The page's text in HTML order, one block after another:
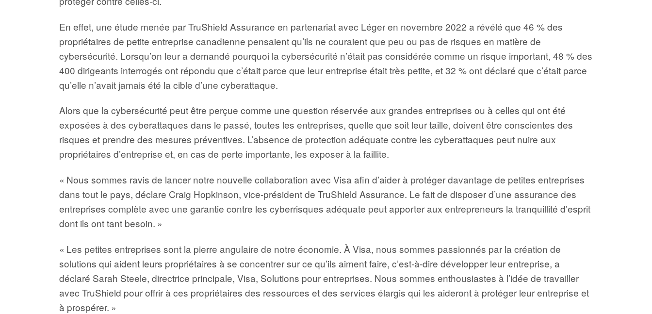
En effet, une étude menée par TruShield Assurance en partenariat avec Léger en novembre 2022 a révélé que 46 % des
propriétaires de petite entreprise canadienne pensaient qu’ils ne couraient que peu ou pas de risques en matière de
cybersécurité. Lorsqu’on leur a demandé pourquoi la cybersécurité n’était pas considérée comme un risque important, 48 % des
400 dirigeants interrogés ont répondu que c’était parce que leur entreprise était très petite, et 32 % ont déclaré que c’était parce
qu’elle n’avait jamais été la cible d’une cyberattaque.
Alors que la cybersécurité peut être perçue comme une question réservée aux grandes entreprises ou à celles qui ont été
exposées à des cyberattaques dans le passé, toutes les entreprises, quelle que soit leur taille, doivent être conscientes des
risques et prendre des mesures préventives. L’absence de protection adéquate contre les cyberattaques peut nuire aux
propriétaires d’entreprise et, en cas de perte importante, les exposer à la faillite.
« Nous sommes ravis de lancer notre nouvelle collaboration avec Visa afin d’aider à protéger davantage de petites entreprises
dans tout le pays, déclare Craig Hopkinson, vice-président de TruShield Assurance. Le fait de disposer d’une assurance des
entreprises complète avec une garantie contre les cyberrisques adéquate peut apporter aux entrepreneurs la tranquillité d’esprit
dont ils ont tant besoin. »
« Les petites entreprises sont la pierre angulaire de notre économie. À Visa, nous sommes passionnés par la création de
solutions qui aident leurs propriétaires à se concentrer sur ce qu’ils aiment faire, c’est-à-dire développer leur entreprise, a
déclaré Sarah Steele, directrice principale, Visa, Solutions pour entreprises. Nous sommes enthousiastes à l’idée de travailler
avec TruShield pour offrir à ces propriétaires des ressources et des services élargis qui les aideront à protéger leur entreprise et
à prospérer. »